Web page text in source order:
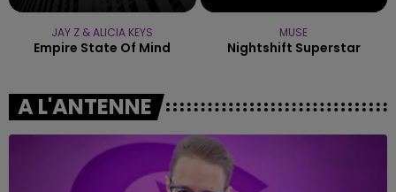
JAY Z & ALICIA KEYS
Empire State Of Mind
MUSE
Nightshift Superstar
A L'ANTENNE